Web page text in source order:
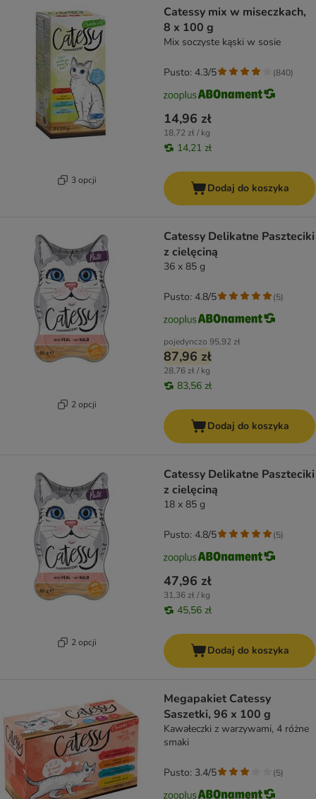
3 opcji
Catessy mix w miseczkach,
8 x 100 g
Mix soczyste kąski w sosie
14,96 zł
18,72 zł / kg
14,21 zł
Pusto: 4.3/5 (840)
Dodaj do koszyka
2 opcji
Catessy Delikatne Paszteciki
z cielęciną
36 x 85 g
pojedynczo 95,92 zł
87,96 zł
28,76 zł / kg
83,56 zł
Pusto: 4.8/5 (5)
Dodaj do koszyka
2 opcji
Catessy Delikatne Paszteciki
z cielęciną
18 x 85 g
47,96 zł
31,36 zł / kg
45,56 zł
Pusto: 4.8/5 (5)
Dodaj do koszyka
Megapakiet Catessy
Saszetki, 96 x 100 g
Kawałeczki z warzywami, 4 różne
smaki
Pusto: 3.4/5 (5)